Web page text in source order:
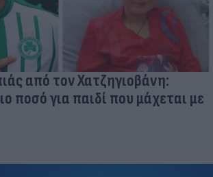
από τον Χατζηγιοβάνη:
ποσό για παιδί που μάχεται με